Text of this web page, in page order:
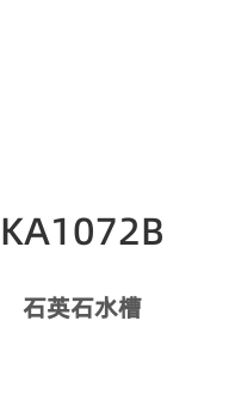
KA1072B
石英石水槽